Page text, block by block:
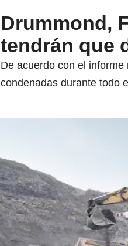
Drummond,
tendrán que
De acuerdo con el
condenadas durante todo